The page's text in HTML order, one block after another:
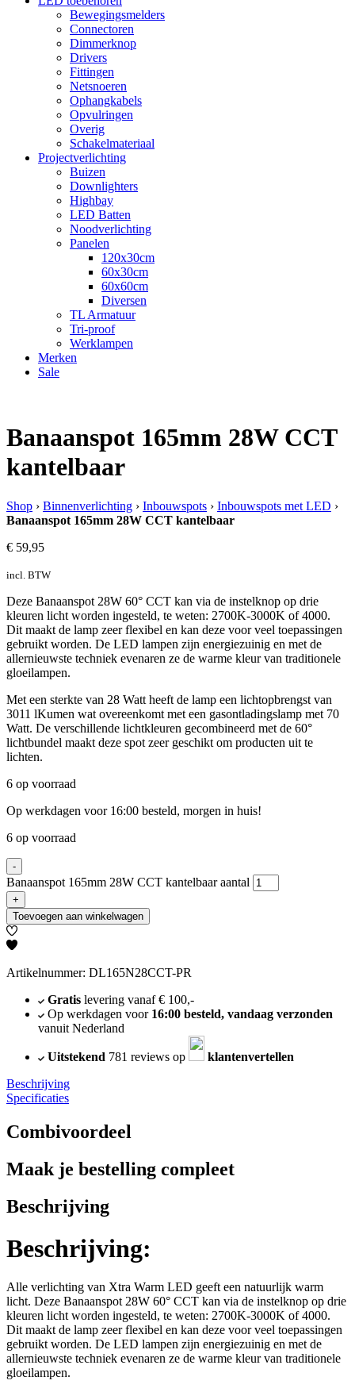
Bewegingsmelders
Connectoren
Dimmerknop
Drivers
Fittingen
Netsnoeren
Ophangkabels
Opvulringen
Overig
Schakelmateriaal
Projectverlichting
Buizen
Downlighters
Highbay
LED Batten
Noodverlichting
Panelen
120x30cm
60x30cm
60x60cm
Diversen
TL Armatuur
Tri-proof
Werklampen
Merken
Sale
Banaanspot 165mm 28W CCT
kantelbaar
Shop › Binnenverlichting › Inbouwspots › Inbouwspots met LED ›
Banaanspot 165mm 28W CCT kantelbaar
€ 59,95
incl. BTW
Deze Banaanspot 28W 60° CCT kan via de instelknop op drie
kleuren licht worden ingesteld, te weten: 2700K-3000K of 4000.
Dit maakt de lamp zeer flexibel en kan deze voor veel toepassingen
gebruikt worden. De LED lampen zijn energiezuinig en met de
allernieuwste techniek evenaren ze de warme kleur van traditionele
gloeilampen.
Met een sterkte van 28 Watt heeft de lamp een lichtopbrengst van
3011 lKumen wat overeenkomt met een gasontladingslamp met 70
Watt. De verschillende lichtkleuren gecombineerd met de 60°
lichtbundel maakt deze spot zeer geschikt om producten uit te
lichten.
6 op voorraad
Op werkdagen voor 16:00 besteld, morgen in huis!
6 op voorraad
-
Banaanspot 165mm 28W CCT kantelbaar aantal
+
Toevoegen aan winkelwagen
Artikelnummer: DL165N28CCT-PR
Gratislevering vanaf € 100,-
Op werkdagen voor 16:00 besteld, vandaag verzonden
vanuit Nederland
Uitstekend 781 reviews op
klantenvertellen
Beschrijving
Specificaties
Combivoordeel
Maak je bestelling compleet
Beschrijving
Beschrijving:
Alle verlichting van Xtra Warm LED geeft een natuurlijk warm
licht. Deze Banaanspot 28W 60° CCT kan via de instelknop op drie
kleuren licht worden ingesteld, te weten: 2700K-3000K of 4000.
Dit maakt de lamp zeer flexibel en kan deze voor veel toepassingen
gebruikt worden. De LED lampen zijn energiezuinig en met de
allernieuwste techniek evenaren ze de warme kleur van traditionele
gloeilampen.